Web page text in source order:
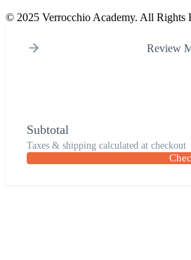
© 2025 Verrocchio Academy. All Rights
Review
Subtotal
Taxes & shipping calculated at checkout